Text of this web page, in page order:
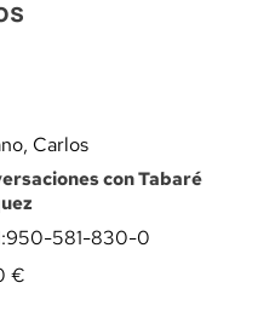
Carlos
con Tabaré
950-581-830-0
€